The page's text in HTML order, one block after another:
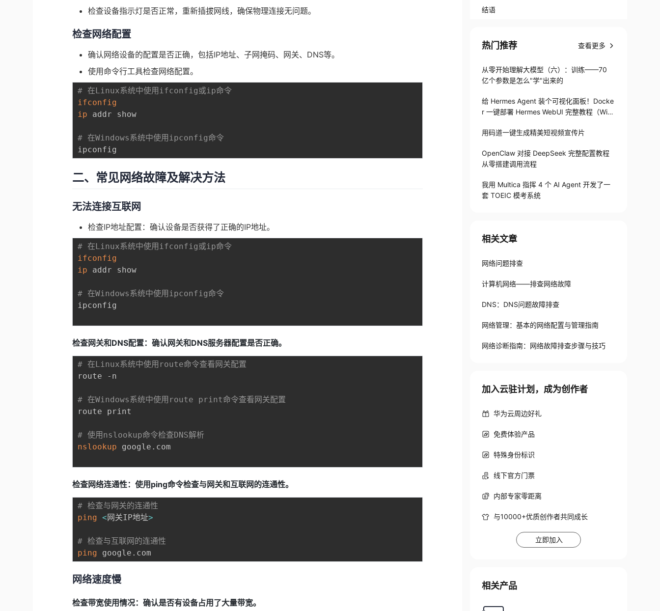
检查设备指示灯是否正常，重新插拔网线，确保物理连接无问题。
检查网络配置
确认网络设备的配置是否正确，包括IP地址、子网掩码、网关、DNS等。
使用命令行工具检查网络配置。
# 在Linux系统中使用ifconfig或ip命令
ifconfig
ip addr show
# 在Windows系统中使用ipconfig命令
二、常见网络故障及解决方法
无法连接互联网
检查IP地址配置：确认设备是否获得了正确的IP地址。
# 在Linux系统中使用ifconfig或ip命令
ifconfig
ip addr show
# 在Windows系统中使用ipconfig命令
ipconfig
检查网关和DNS配置：确认网关和DNS服务器配置是否正确。
# 在Linux系统中使用route命令查看网关配置
route -n
# 在Windows系统中使用route print命令查看网关配置
route print
# 使用nslookup命令检查DNS解析
nslookup google.com
检查网络连通性：使用ping命令检查与网关和互联网的连通性。
# 检查与网关的连通性
ping < 网关IP地址>
# 检查与互联网的连通性
ping
网络速度慢
检查带宽使用情况：确认是否有设备占用了大量带宽。
结语
热门推荐 查看更多
从零开始理解大模型（六）：训练——70
亿个参数是怎么"学"出来的
给 Hermes Agent 装个可视化面板！Docke
r 一键部署 Hermes WebUI 完整教程（Win
用码道一键生成精美短视频宣传片
OpenClaw 对接 DeepSeek 完整配置教程
从零搭建调用流程
我用 Multica 指挥 4 个 AI Agent 开发了一
套 TOEIC 模考系统
相关文章
网络问题排查
计算机网络——排查网络故障
DNS：DNS问题故障排查
网络管理：基本的网络配置与管理指南
网络诊断指南：网络故障排查步骤与技巧
加入云驻计划，成为创作者
华为云周边好礼
免费体验产品
特殊身份标识
线下官方门票
内部专家零距离
与10000+优质创作者共同成长
立即加入
相关产品